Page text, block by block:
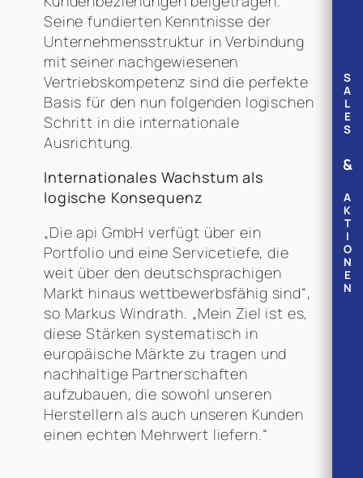
S
A
L
E
S
&
A
K
T
I
O
N
E
N
Seine fundierten Kenntnisse der
Unternehmensstruktur in Verbindung
mit seiner nachgewiesenen
Vertriebskompetenz sind die perfekte
Basis für den nun folgenden logischen
Schritt in die internationale
Ausrichtung.
Internationales Wachstum als
logische Konsequenz
„Die api GmbH verfügt über ein
Portfolio und eine Servicetiefe, die
weit über den deutschsprachigen
Markt hinaus wettbewerbsfähig sind“,
so Markus Windrath. „Mein Ziel ist es,
diese Stärken systematisch in
europäische Märkte zu tragen und
nachhaltige Partnerschaften
aufzubauen, die sowohl unseren
Herstellern als auch unseren Kunden
einen echten Mehrwert liefern.“